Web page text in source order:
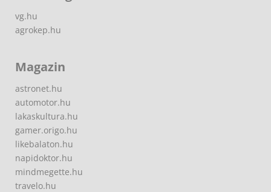
vg.hu
agrokep.hu
Magazin
astronet.hu
automotor.hu
lakaskultura.hu
gamer.origo.hu
likebalaton.hu
napidoktor.hu
mindmegette.hu
travelo.hu